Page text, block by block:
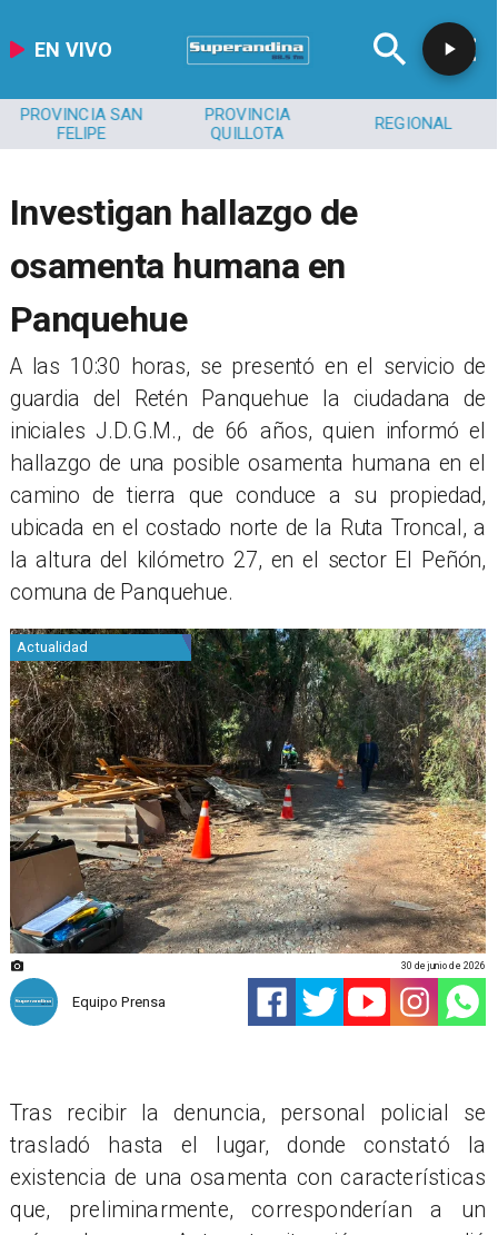
EN VIVO
PROVINCIA SAN
FELIPE
PROVINCIA
QUILLOTA
REGIONAL
​​Investigan hallazgo de
osamenta humana en
Panquehue
A las 10:30 horas, se presentó en el servicio de
guardia del Retén Panquehue la ciudadana de
iniciales J.D.G.M., de 66 años, quien informó el
hallazgo de una posible osamenta humana en el
camino de tierra que conduce a su propiedad,
ubicada en el costado norte de la Ruta Troncal, a
la altura del kilómetro 27, en el sector El Peñón,
comuna de Panquehue.
Actualidad
Equipo Prensa
30 de junio de 2026
Tras recibir la denuncia, personal policial se
trasladó hasta el lugar, donde constató la
existencia de una osamenta con características
que, preliminarmente, corresponderían a un